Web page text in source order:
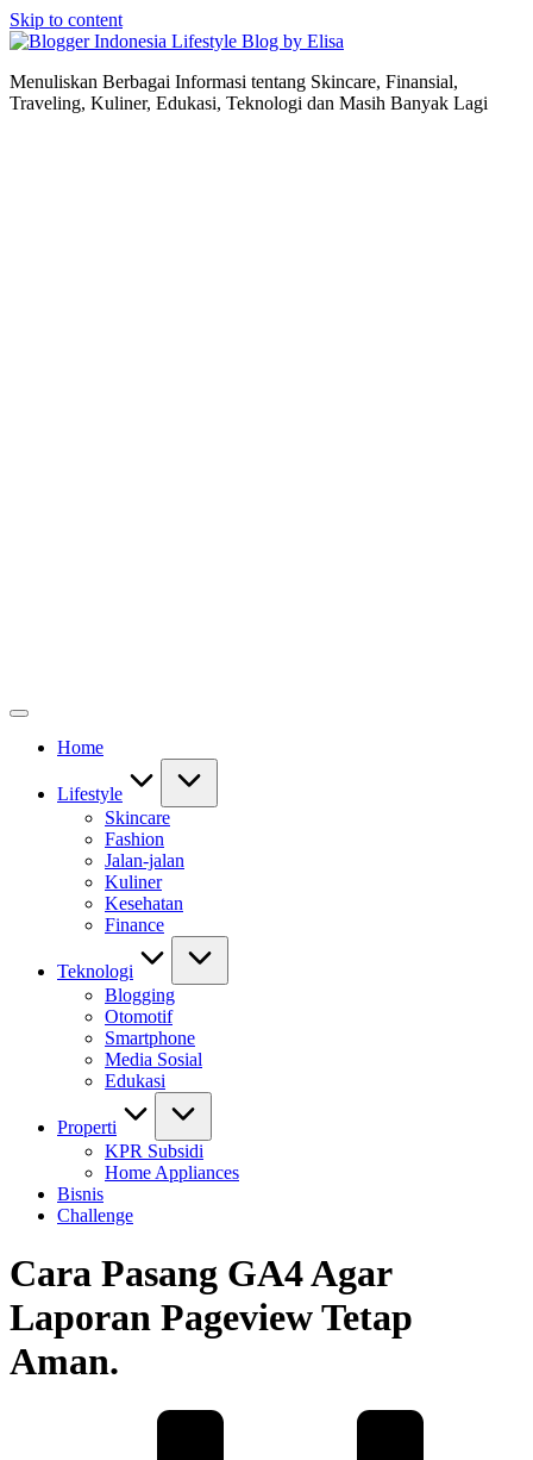
Skip to content
Lifestyle Blog by Elisa
Menuliskan Berbagai Informasi tentang Skincare, Finansial,
Traveling, Kuliner, Edukasi, Teknologi dan Masih Banyak Lagi
Home
Lifestyle
Skincare
Fashion
Jalan-jalan
Kuliner
Kesehatan
Finance
Teknologi
Blogging
Otomotif
Smartphone
Media Sosial
Edukasi
Properti
KPR Subsidi
Home Appliances
Bisnis
Challenge
Cara Pasang GA4 Agar
Laporan Pageview Tetap
Aman.